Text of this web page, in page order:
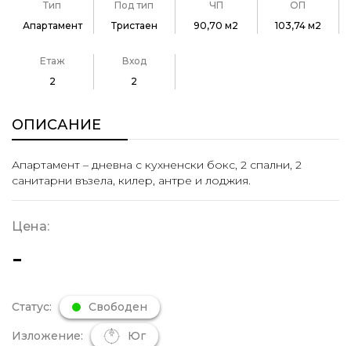
Тип
Апартамент
Под тип
Тристаен
ЧП
90,70 м2
ОП
103,74 м2
Етаж
2
Вход
2
ОПИСАНИЕ
Апартамент – дневна с кухненски бокс, 2 спални, 2
санитарни възела, килер, антре и лоджия.
Цена:
-
Статус: Свободен
Изложение: Юг